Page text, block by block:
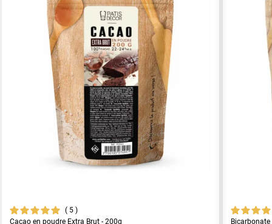
5
Cacao en poudre Extra Brut - 200g